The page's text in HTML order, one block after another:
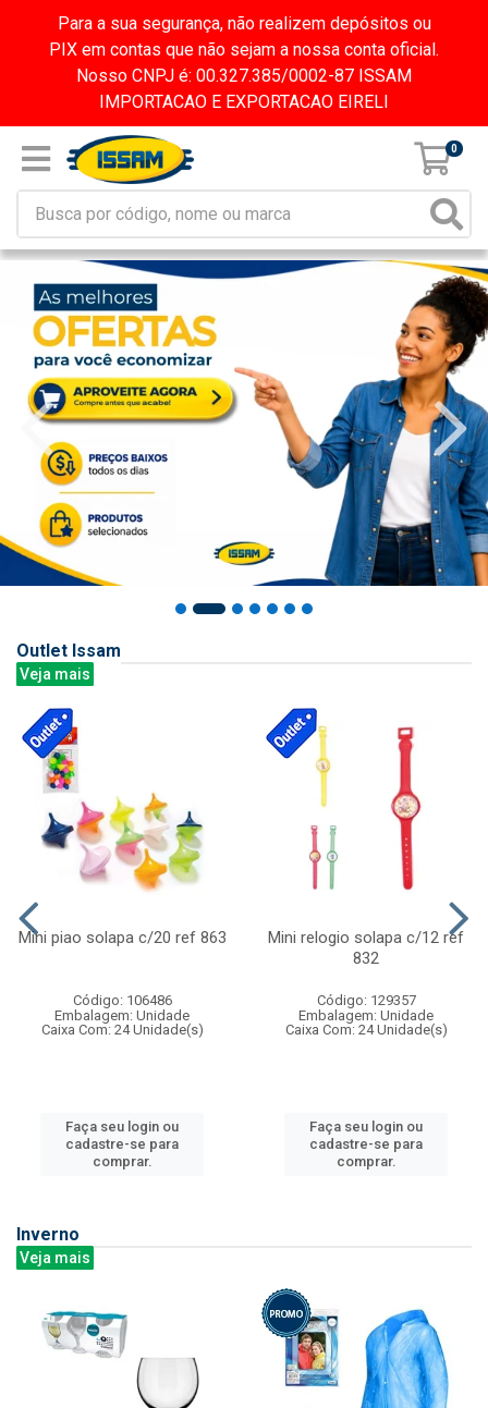
Para a sua segurança, não realizem depósitos ou
PIX em contas que não sejam a nossa conta oficial.
Nosso CNPJ é: 00.327.385/0002-87 ISSAM
IMPORTACAO E EXPORTACAO EIRELI
0
Outlet Issam
Veja mais
Mini piao solapa c/20 ref 863
Código: 106486
Embalagem: Unidade
Caixa Com: 24 Unidade(s)
Faça seu login ou
cadastre-se para
comprar.
Mini relogio solapa c/12 ref
832
Código: 129357
Embalagem: Unidade
Caixa Com: 24 Unidade(s)
Faça seu login ou
cadastre-se para
comprar.
Inverno
Veja mais